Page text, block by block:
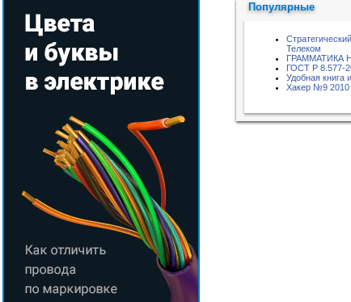
Популярные
Телеком
ГРАММАТИКА
ГОСТ Р 8.577-
Удобная книга
Хакер №9 2010